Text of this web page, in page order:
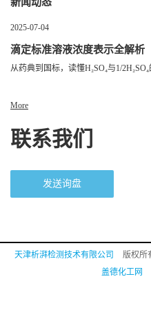
2025-07-04
滴定标准溶液浓度表示全解析
从药典到国标，读懂H₂SO₄与1/
More
联系我们
发送询盘
天津析湃检测技术有限公司 版权所
盖德化工网